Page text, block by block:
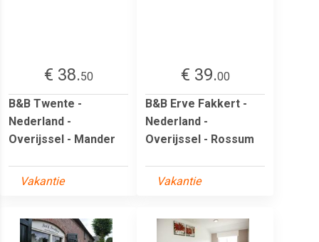
€ 38.50
B&B Twente -
Nederland -
Overijssel - Mander
Vakantie
€ 39.00
B&B Erve Fakkert -
Nederland -
Overijssel - Rossum
Vakantie